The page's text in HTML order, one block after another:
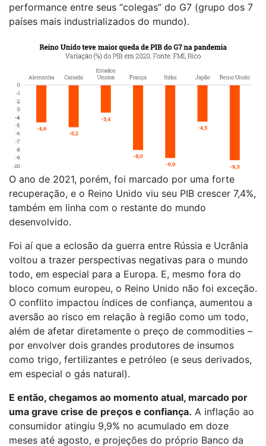
performance entre seus “colegas” do G7 (grupo dos 7
países mais industrializados do mundo).
O ano de 2021, porém, foi marcado por uma forte
recuperação, e o Reino Unido viu seu PIB crescer 7,4%,
também em linha com o restante do mundo
desenvolvido.
Foi aí que a eclosão da guerra entre Rússia e Ucrânia
voltou a trazer perspectivas negativas para o mundo
todo, em especial para a Europa. E, mesmo fora do
bloco comum europeu, o Reino Unido não foi exceção.
O conflito impactou índices de confiança, aumentou a
aversão ao risco em relação à região como um todo,
além de afetar diretamente o preço de commodities –
por envolver dois grandes produtores de insumos
como trigo, fertilizantes e petróleo (e seus derivados,
em especial o gás natural).
E então, chegamos ao momento atual, marcado por
uma grave crise de preços e confiança. A inflação ao
consumidor atingiu 9,9% no acumulado em doze
meses até agosto, e projeções do próprio Banco da